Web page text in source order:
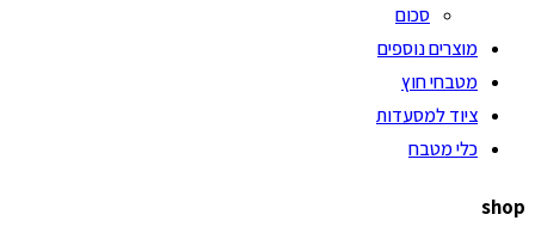
סכום
מוצרים נוספים
מטבחי חוץ
ציוד למסעדות
כלי מטבח
shop